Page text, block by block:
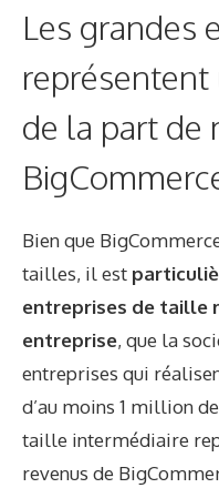
Les grandes
représentent
de la part de
Bien que
tailles, il est
entreprises de taille
entreprise, que la
entreprises qui
d’au moins 1 million
taille intermédiaire
revenus de